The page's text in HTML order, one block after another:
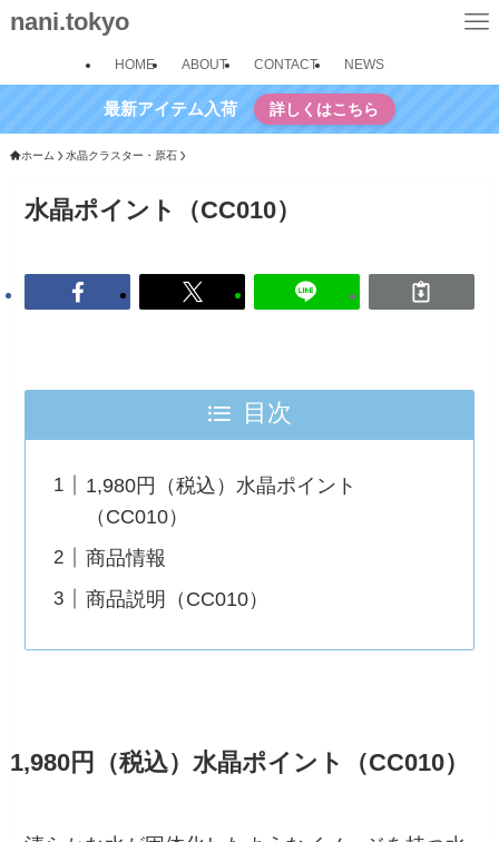
nani.tokyo
HOME ABOUT CONTACT NEWS
最新アイテム入荷 詳しくはこちら
ホーム 水晶クラスター・原石
水晶ポイント（CC010）
目次
1,980円（税込）水晶ポイント
（CC010）
商品情報
商品説明（CC010）
1,980円（税込）水晶ポイント（CC010）